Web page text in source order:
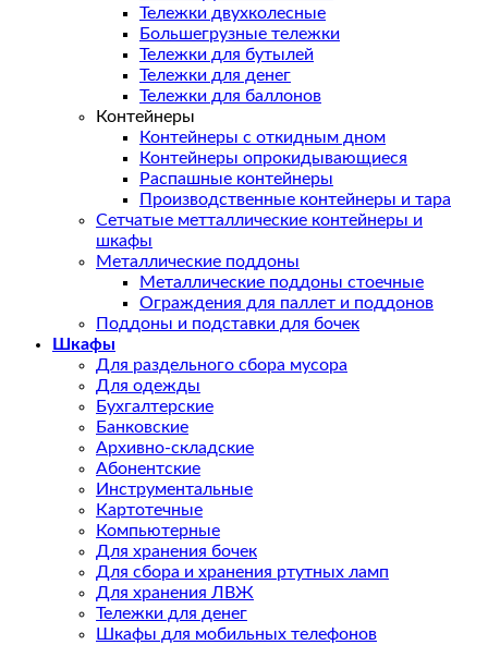
Тележки двухколесные
Большегрузные тележки
Тележки для бутылей
Тележки для денег
Тележки для баллонов
Контейнеры
Контейнеры с откидным дном
Контейнеры опрокидывающиеся
Распашные контейнеры
Производственные контейнеры и тара
Сетчатые метталлические контейнеры и
шкафы
Металлические поддоны
Металлические поддоны стоечные
Ограждения для паллет и поддонов
Поддоны и подставки для бочек
Шкафы
Для раздельного сбора мусора
Для одежды
Бухгалтерские
Банковские
Архивно-складские
Абонентские
Инструментальные
Картотечные
Компьютерные
Для хранения бочек
Для сбора и хранения ртутных ламп
Для хранения ЛВЖ
Тележки для денег
Шкафы для мобильных телефонов